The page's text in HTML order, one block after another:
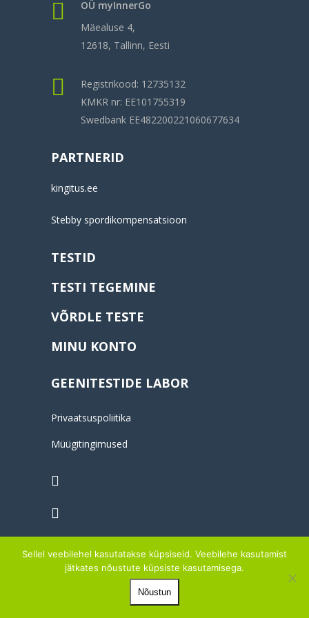
OÜ myInnerGo
Mäealuse 4,
12618, Tallinn, Eesti
Registrikood: 12735132
KMKR nr: EE101755319
Swedbank EE482200221060677634
PARTNERID
kingitus.ee
Stebby spordikompensatsioon
TESTID
TESTI TEGEMINE
VÕRDLE TESTE
MINU KONTO
GEENITESTIDE LABOR
Privaatsuspoliitika
Müügitingimused
© 2014-2026 OÜ MYINNERGO
Sellel veebilehel kasutatakse küpsiseid. Veebilehe kasutamist
jätkates nõustute küpsiste kasutamisega.
Nõustun